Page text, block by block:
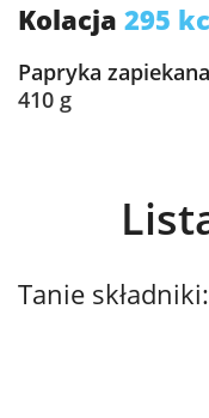
Kolacja 295
Papryka
410 g
Tanie